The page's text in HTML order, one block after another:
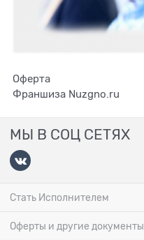
Оферта
Франшиза Nuzgno.ru
МЫ В СОЦ СЕТЯХ
Стать Исполнителем
Оферты и другие документы